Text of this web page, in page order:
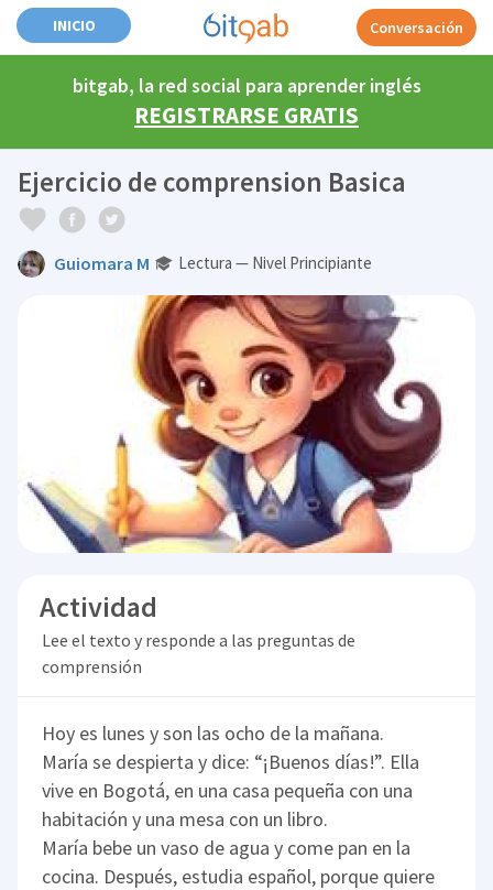
INICIO Conversación
bitgab, la red social para aprender inglés
REGISTRARSE GRATIS
Ejercicio de comprension Basica
Guiomara M Lectura — Nivel Principiante
Actividad
Lee el texto y responde a las preguntas de
comprensión
Hoy es lunes y son las ocho de la mañana.
María se despierta y dice: “¡Buenos días!”. Ella
vive en Bogotá, en una casa pequeña con una
habitación y una mesa con un libro.
María bebe un vaso de agua y come pan en la
cocina. Después, estudia español, porque quiere